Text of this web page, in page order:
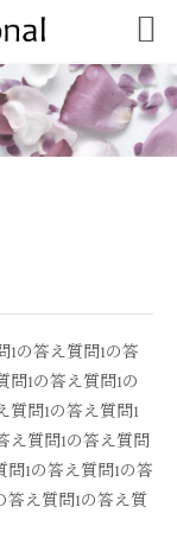

1の答え質問1の答
問1の答え質問1の
質問1の答え質問1
え質問1の答え質問
問1の答え質問1の答
答え質問1の答え質